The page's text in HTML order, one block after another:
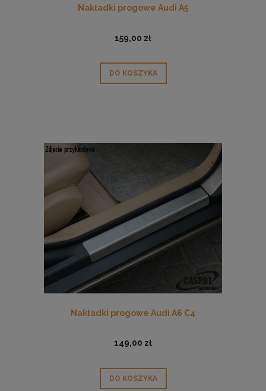
Nakładki progowe Audi A5
159,00 zł
DO KOSZYKA
Nakładki progowe Audi A6 C4
149,00 zł
DO KOSZYKA